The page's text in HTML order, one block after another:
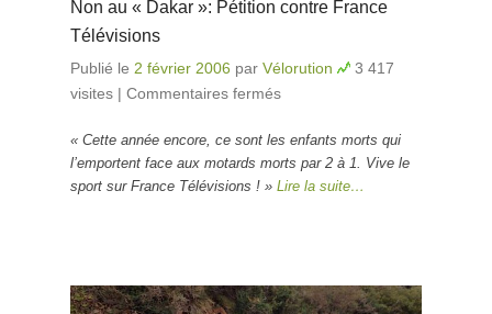
Non au « Dakar »: Pétition contre France
Télévisions
Publié le 2 février 2006 par Vélorution
3 417
visites | Commentaires fermés
Télévisions
« Cette année encore, ce sont les enfants morts qui
l’emportent face aux motards morts par 2 à 1. Vive le
sport sur France Télévisions ! » Lire la suite…